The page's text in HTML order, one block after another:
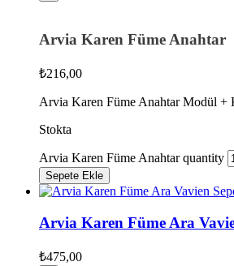
Arvia Karen Füme Anahtar
₺216,00
Arvia Karen Füme Anahtar Modül +
Stokta
Arvia Karen Füme Anahtar quantity
Sepete Ekle
Arvia Karen Füme Ara
₺475,00